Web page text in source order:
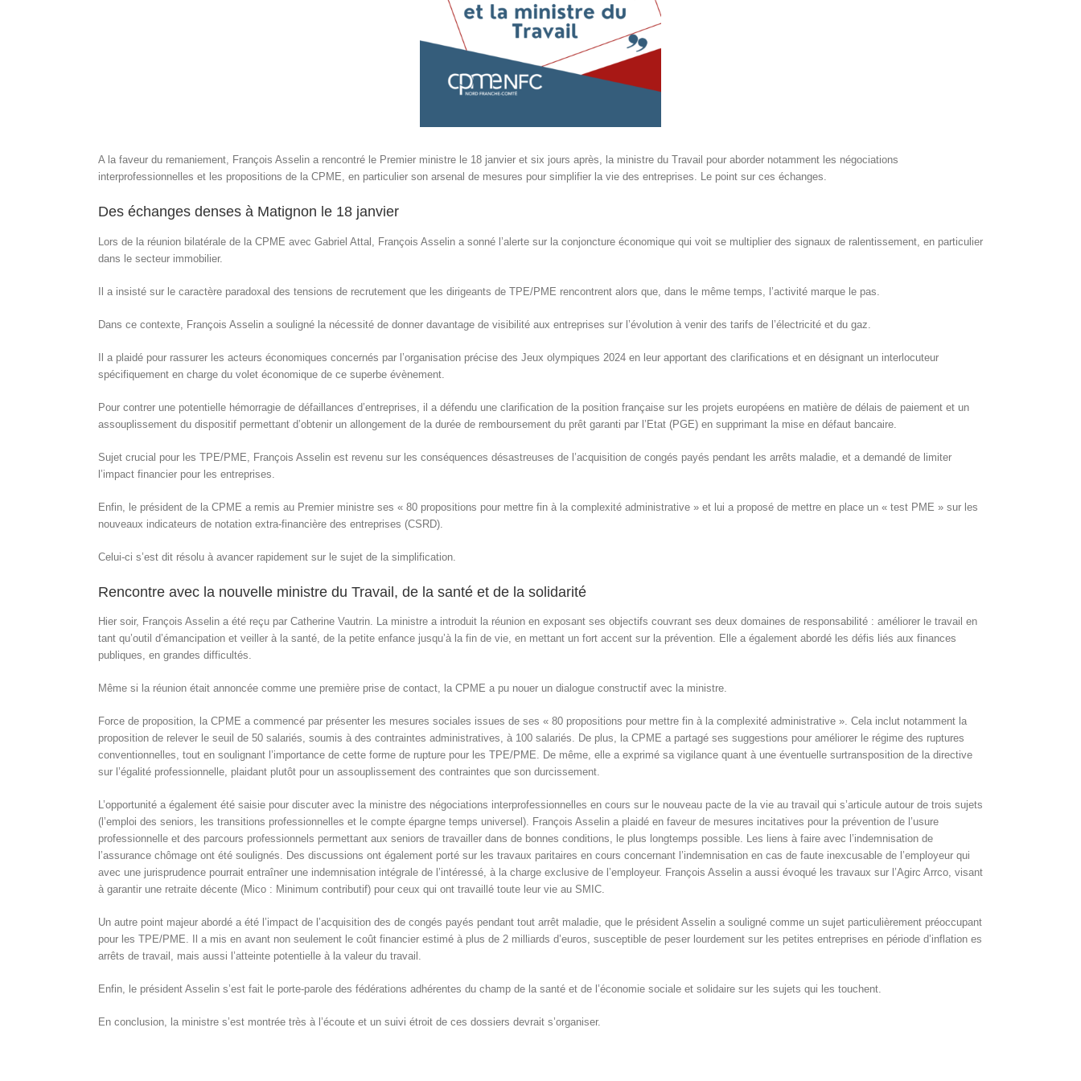
A la faveur du remaniement, François Asselin a rencontré le Premier ministre le 18 janvier et six jours après, la ministre du Travail pour aborder notamment les négociations
interprofessionnelles et les propositions de la CPME, en particulier son arsenal de mesures pour simplifier la vie des entreprises. Le point sur ces échanges.
Des échanges denses à Matignon le 18 janvier
Lors de la réunion bilatérale de la CPME avec Gabriel Attal, François Asselin a sonné l’alerte sur la conjoncture économique qui voit se multiplier des signaux de ralentissement, en particulier
dans le secteur immobilier.
Il a insisté sur le caractère paradoxal des tensions de recrutement que les dirigeants de TPE/PME rencontrent alors que, dans le même temps, l’activité marque le pas.
Dans ce contexte, François Asselin a souligné la nécessité de donner davantage de visibilité aux entreprises sur l’évolution à venir des tarifs de l’électricité et du gaz.
Il a plaidé pour rassurer les acteurs économiques concernés par l’organisation précise des Jeux olympiques 2024 en leur apportant des clarifications et en désignant un interlocuteur
spécifiquement en charge du volet économique de ce superbe évènement.
Pour contrer une potentielle hémorragie de défaillances d’entreprises, il a défendu une clarification de la position française sur les projets européens en matière de délais de paiement et un
assouplissement du dispositif permettant d’obtenir un allongement de la durée de remboursement du prêt garanti par l’Etat (PGE) en supprimant la mise en défaut bancaire.
Sujet crucial pour les TPE/PME, François Asselin est revenu sur les conséquences désastreuses de l’acquisition de congés payés pendant les arrêts maladie, et a demandé de limiter
l’impact financier pour les entreprises.
Enfin, le président de la CPME a remis au Premier ministre ses « 80 propositions pour mettre fin à la complexité administrative » et lui a proposé de mettre en place un « test PME » sur les
nouveaux indicateurs de notation extra-financière des entreprises (CSRD).
Celui-ci s’est dit résolu à avancer rapidement sur le sujet de la simplification.
Rencontre avec la nouvelle ministre du Travail, de la santé et de la solidarité
Hier soir, François Asselin a été reçu par Catherine Vautrin. La ministre a introduit la réunion en exposant ses objectifs couvrant ses deux domaines de responsabilité : améliorer le travail en
tant qu’outil d’émancipation et veiller à la santé, de la petite enfance jusqu’à la fin de vie, en mettant un fort accent sur la prévention. Elle a également abordé les défis liés aux finances
publiques, en grandes difficultés.
Même si la réunion était annoncée comme une première prise de contact, la CPME a pu nouer un dialogue constructif avec la ministre.
Force de proposition, la CPME a commencé par présenter les mesures sociales issues de ses « 80 propositions pour mettre fin à la complexité administrative ». Cela inclut notamment la
proposition de relever le seuil de 50 salariés, soumis à des contraintes administratives, à 100 salariés. De plus, la CPME a partagé ses suggestions pour améliorer le régime des ruptures
conventionnelles, tout en soulignant l’importance de cette forme de rupture pour les TPE/PME. De même, elle a exprimé sa vigilance quant à une éventuelle surtransposition de la directive
sur l’égalité professionnelle, plaidant plutôt pour un assouplissement des contraintes que son durcissement.
L’opportunité a également été saisie pour discuter avec la ministre des négociations interprofessionnelles en cours sur le nouveau pacte de la vie au travail qui s’articule autour de trois sujets
(l’emploi des seniors, les transitions professionnelles et le compte épargne temps universel). François Asselin a plaidé en faveur de mesures incitatives pour la prévention de l’usure
professionnelle et des parcours professionnels permettant aux seniors de travailler dans de bonnes conditions, le plus longtemps possible. Les liens à faire avec l’indemnisation de
l’assurance chômage ont été soulignés. Des discussions ont également porté sur les travaux paritaires en cours concernant l’indemnisation en cas de faute inexcusable de l’employeur qui
avec une jurisprudence pourrait entraîner une indemnisation intégrale de l’intéressé, à la charge exclusive de l’employeur. François Asselin a aussi évoqué les travaux sur l’Agirc Arrco, visant
à garantir une retraite décente (Mico : Minimum contributif) pour ceux qui ont travaillé toute leur vie au SMIC.
Un autre point majeur abordé a été l’impact de l’acquisition des de congés payés pendant tout arrêt maladie, que le président Asselin a souligné comme un sujet particulièrement préoccupant
pour les TPE/PME. Il a mis en avant non seulement le coût financier estimé à plus de 2 milliards d’euros, susceptible de peser lourdement sur les petites entreprises en période d’inflation es
arrêts de travail, mais aussi l’atteinte potentielle à la valeur du travail.
Enfin, le président Asselin s’est fait le porte-parole des fédérations adhérentes du champ de la santé et de l’économie sociale et solidaire sur les sujets qui les touchent.
En conclusion, la ministre s’est montrée très à l’écoute et un suivi étroit de ces dossiers devrait s’organiser.